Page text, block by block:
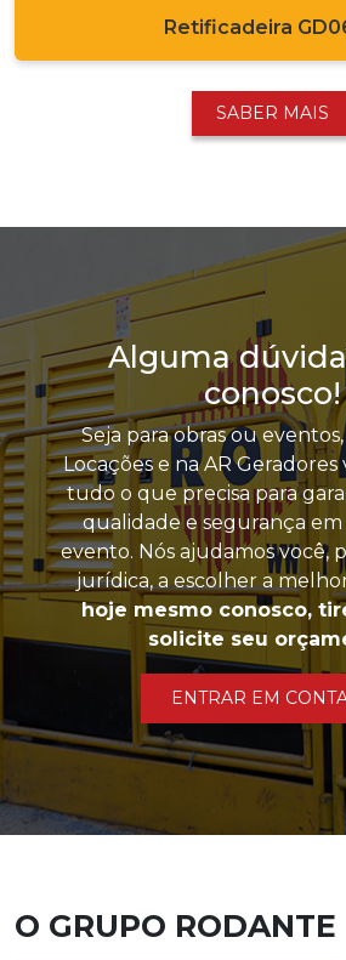
Retificadeira
SABER MAIS
Alguma
conosco!
Seja para obras ou
Locações e na AR
tudo o que precisa para
qualidade e segurança em
evento. Nós ajudamos você,
jurídica, a escolher a
hoje mesmo conosco,
solicite seu
ENTRAR EM
O GRUPO RODANTE